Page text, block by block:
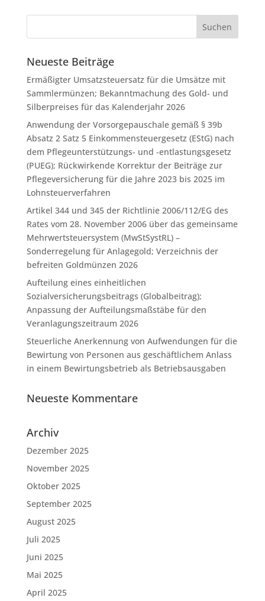
Neueste Beiträge
Ermäßigter Umsatzsteuersatz für die Umsätze mit
Sammlermünzen; Bekanntmachung des Gold- und
Silberpreises für das Kalenderjahr 2026
Anwendung der Vorsorgepauschale gemäß § 39b
Absatz 2 Satz 5 Einkommensteuergesetz (EStG) nach
dem Pflegeunterstützungs- und -entlastungsgesetz
(PUEG); Rückwirkende Korrektur der Beiträge zur
Pflegeversicherung für die Jahre 2023 bis 2025 im
Lohnsteuerverfahren
Artikel 344 und 345 der Richtlinie 2006/112/EG des
Rates vom 28. November 2006 über das gemeinsame
Mehrwertsteuersystem (MwStSystRL) –
Sonderregelung für Anlagegold; Verzeichnis der
befreiten Goldmünzen 2026
Aufteilung eines einheitlichen
Sozialversicherungsbeitrags (Globalbeitrag);
Anpassung der Aufteilungsmaßstäbe für den
Veranlagungszeitraum 2026
Steuerliche Anerkennung von Aufwendungen für die
Bewirtung von Personen aus geschäftlichem Anlass
in einem Bewirtungsbetrieb als Betriebsausgaben
Neueste Kommentare
Archiv
Dezember 2025
November 2025
Oktober 2025
September 2025
August 2025
Juli 2025
Juni 2025
Mai 2025
April 2025